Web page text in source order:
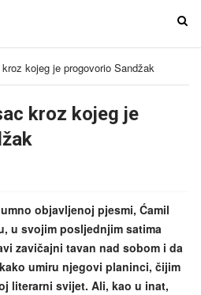
T
t
i
kojeg je progovorio Sandžak
kroz kojeg je
objavljenoj pjesmi, Ćamil
u svojim posljednjim satima
zavičajni tavan nad sobom i da
umiru njegovi planinci, čijim
literarni svijet. Ali, kao u inat,